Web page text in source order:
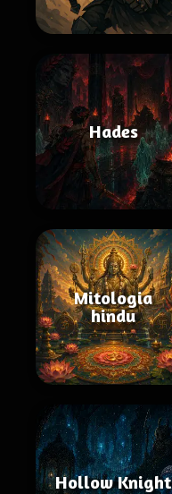
Hades
Mitologia
hindu
Hollow Knight